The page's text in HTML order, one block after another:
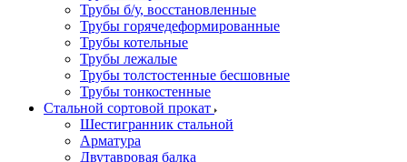
Трубы б/у, восстановленные
Трубы горячедеформированные
Трубы котельные
Трубы лежалые
Трубы толстостенные бесшовные
Трубы тонкостенные
Стальной сортовой прокат
Шестигранник стальной
Арматура
Двутавровая балка